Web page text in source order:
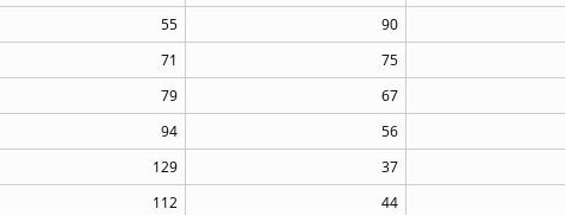
55 90
71 75
79 67
94 56
129 37
112 44